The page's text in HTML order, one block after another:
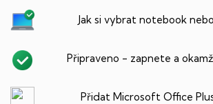
Jak si vybrat notebook
Připraveno - zapnete a
Přidat Microsoft Office